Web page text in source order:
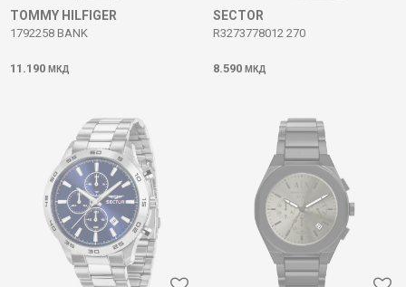
TOMMY HILFIGER
1792258 BANK
11.190 МКД
SECTOR
R3273778012 270
8.590 МКД